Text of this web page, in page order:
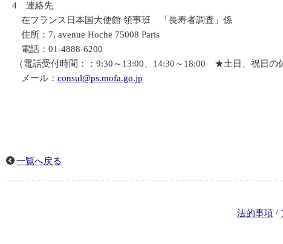
4 連絡先
在フランス日本国大使館 領事班 「長寿者調査」係
住所：7, avenue Hoche 75008 Paris
電話：01-4888-6200
（電話受付時間：：9:30～13:00、14:30～18:00 ★土日、祝日
メール： consul@ps.mofa.go.jp
一覧へ戻る
法的事項 /